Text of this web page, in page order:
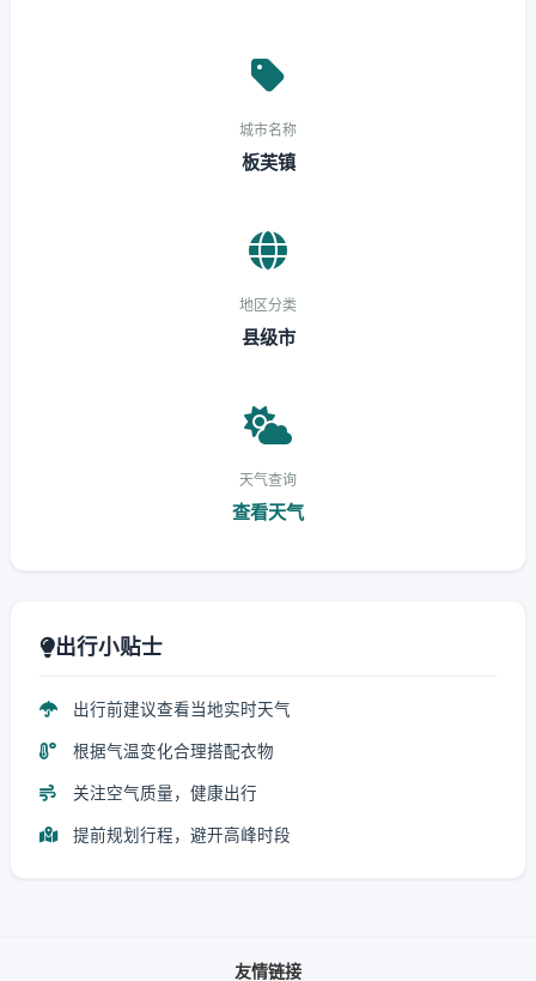
城市名称
板芙镇
地区分类
县级市
天气查询
查看天气
出行小贴士
出行前建议查看当地实时天气
根据气温变化合理搭配衣物
关注空气质量，健康出行
提前规划行程，避开高峰时段
友情链接